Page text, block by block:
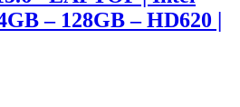
– 128GB – HD620 |